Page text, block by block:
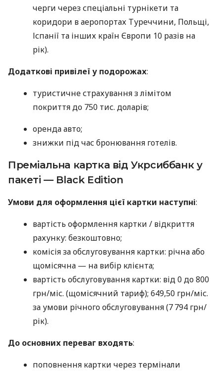
черги через спеціальні турнікети та
коридори в аеропортах Туреччини, Польщі,
Іспанії та інших країн Європи 10 разів на
рік).
Додаткові привілеї у подорожах:
туристичне страхування з лімітом
покриття до 750 тис. доларів;
оренда авто;
знижки під час бронювання готелів.
Преміальна картка від Укрсиббанк у
пакеті — Black Edition
Умови для оформлення цієї картки наступні:
вартість оформлення картки / відкриття
рахунку: безкоштовно;
комісія за обслуговування картки: річна або
щомісячна — на вибір клієнта;
вартість обслуговування картки: від 0 до 800
грн/міс. (щомісячний тариф); 649,50 грн/міс.
за умови річного обслуговування (7 794 грн/
рік).
До основних переваг входять:
поповнення картки через термінали